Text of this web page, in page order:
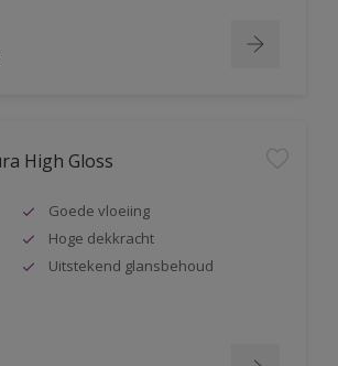
High Gloss
Goede vloeiing
Hoge dekkracht
Uitstekend glansbehoud